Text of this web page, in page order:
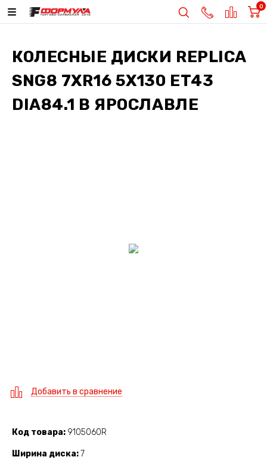
0
КОЛЕСНЫЕ ДИСКИ REPLICA
SNG8 7XR16 5X130 ET43
DIA84.1 В ЯРОСЛАВЛЕ
Добавить в сравнение
Код товара 9105060R
Ширина диска 7